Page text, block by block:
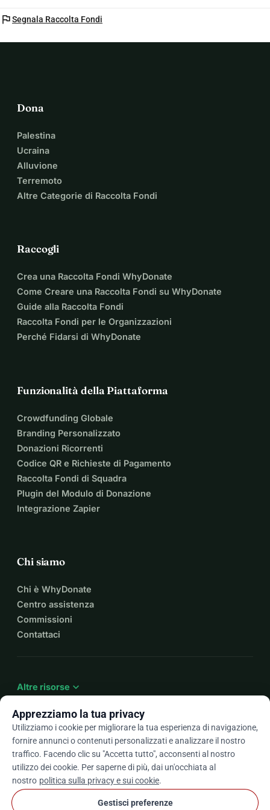
flagSegnala Raccolta Fondi
Dona
Palestina
Ucraina
Alluvione
Terremoto
Altre Categorie di Raccolta Fondi
Raccogli
Crea una Raccolta Fondi WhyDonate
Come Creare una Raccolta Fondi su WhyDonate
Guide alla Raccolta Fondi
Raccolta Fondi per le Organizzazioni
Perché Fidarsi di WhyDonate
Funzionalità della Piattaforma
Crowdfunding Globale
Branding Personalizzato
Donazioni Ricorrenti
Codice QR e Richieste di Pagamento
Raccolta Fondi di Squadra
Plugin del Modulo di Donazione
Integrazione Zapier
Chi siamo
Chi è WhyDonate
Centro assistenza
Commissioni
Contattaci
Altre risorse expand_more
It arrow_drop_down
★★★★★4,9 / 5 basato su oltre 500 recensioni
Apprezziamo la tua privacy
Utilizziamo i cookie per migliorare la tua esperienza di navigazione,
fornire annunci o contenuti personalizzati e analizzare il nostro
traffico. Facendo clic su "Accetta tutto", acconsenti al nostro
utilizzo dei cookie. Per saperne di più, dai un'occhiata al
nostro politica sulla privacy e sui cookie.
Gestisci preferenze